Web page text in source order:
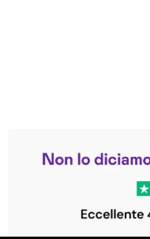
Trustpilot